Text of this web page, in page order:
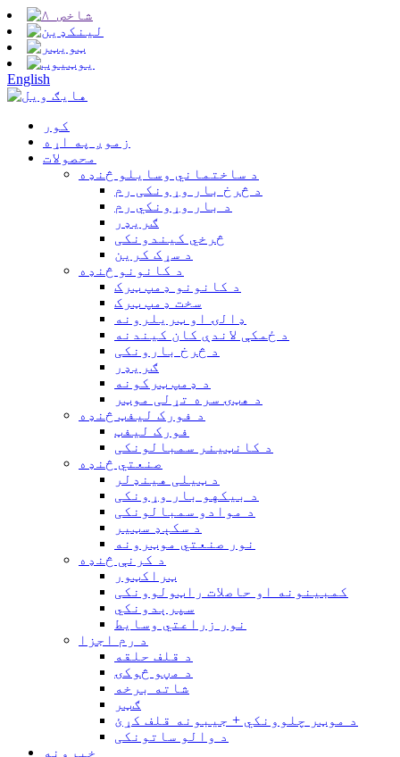
English
کور
زموږ په اړه
محصولات
د ساختماني وسایلو څنډه
د څرخ بار وړونکی رم
د بار وړونکي رم
ګریډر
څرخي کیندونکی
د سړک کرین
د کانونو څنډه
د کانونو ډمپ ټرک
سخت ډمپ ټرک
ډالۍ او ټریلرونه
د ځمکې لاندې کان کیندنه
د څرخ بارونکی
ګریډر
د ډمپ ټرکونه
د هټۍ سره تړلی موټر
د فورک لیفټ څنډه
فورک لیفټ
د کانټینر سمبالونکی
صنعتي څنډه
د ټیلی هینډلر
د بیکهو بار وړونکی
د موادو سمبالونکی
د سکېډ سټیر
نور صنعتي موټرونه
د کرنې څنډه
ټراکټور
کمبینونه او حاصلات راټولوونکی
سپرېدونکي
نور زراعتي وسایط
د رم اجزا
د قلف حلقه
د مڼو څوکۍ
شاته برخه
ګټر
د موټر چلوونکي + جیبونه قلف کړئ
د والو ساتونکی
خبرونه